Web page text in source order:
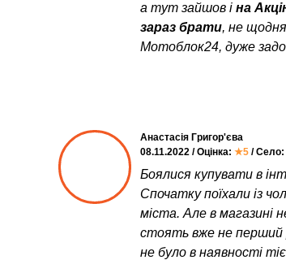
Боялися купувати в
Спочатку поїхали із
міста. Але в магазині
стоять вже не перший
не було в наявності
Анастасія Григор'єва
08.11.2022 / Оцінка: ★5 / Село:
а тут зайшов і на
зараз брати, не
Мотоблок24, дуже